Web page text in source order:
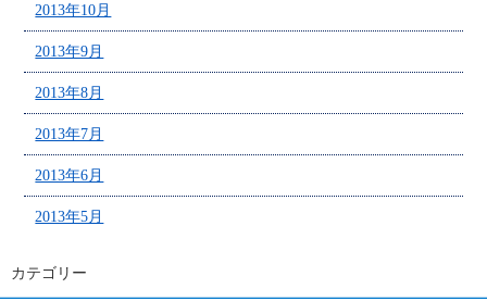
2013年10月
2013年9月
2013年8月
2013年7月
2013年6月
2013年5月
カテゴリー